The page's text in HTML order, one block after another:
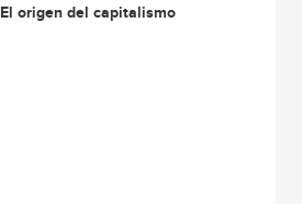
El origen del capitalismo